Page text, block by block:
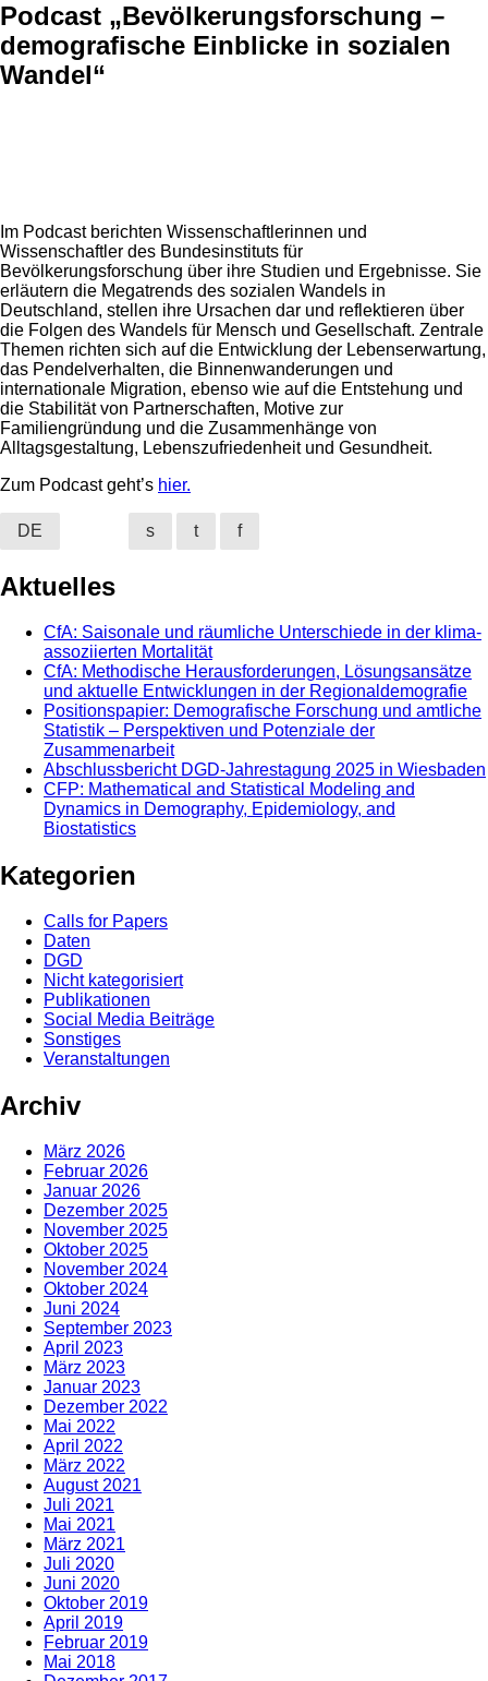
Podcast „Bevölkerungsforschung –
demografische Einblicke in sozialen
Wandel“
Im Podcast berichten Wissenschaftlerinnen und
Wissenschaftler des Bundesinstituts für
Bevölkerungsforschung über ihre Studien und Ergebnisse. Sie
erläutern die Megatrends des sozialen Wandels in
Deutschland, stellen ihre Ursachen dar und reflektieren über
die Folgen des Wandels für Mensch und Gesellschaft. Zentrale
Themen richten sich auf die Entwicklung der Lebenserwartung,
das Pendelverhalten, die Binnenwanderungen und
internationale Migration, ebenso wie auf die Entstehung und
die Stabilität von Partnerschaften, Motive zur
Familiengründung und die Zusammenhänge von
Alltagsgestaltung, Lebenszufriedenheit und Gesundheit.
Zum Podcast geht’s hier.
DE s t f
Aktuelles
CfA: Saisonale und räumliche Unterschiede in der klima-
assoziierten Mortalität
CfA: Methodische Herausforderungen, Lösungsansätze
und aktuelle Entwicklungen in der Regionaldemografie
Positionspapier: Demografische Forschung und amtliche
Statistik – Perspektiven und Potenziale der
Zusammenarbeit
Abschlussbericht DGD-Jahrestagung 2025 in Wiesbaden
CFP: Mathematical and Statistical Modeling and
Dynamics in Demography, Epidemiology, and
Biostatistics
Kategorien
Calls for Papers
Daten
DGD
Nicht kategorisiert
Publikationen
Social Media Beiträge
Sonstiges
Veranstaltungen
Archiv
März 2026
Februar 2026
Januar 2026
Dezember 2025
November 2025
Oktober 2025
November 2024
Oktober 2024
Juni 2024
September 2023
April 2023
März 2023
Januar 2023
Dezember 2022
Mai 2022
April 2022
März 2022
August 2021
Juli 2021
Mai 2021
März 2021
Juli 2020
Juni 2020
Oktober 2019
April 2019
Februar 2019
Mai 2018